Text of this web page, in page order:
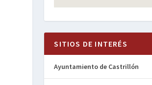
SITIOS DE INTERÉS
Ayuntamiento de Castrillón